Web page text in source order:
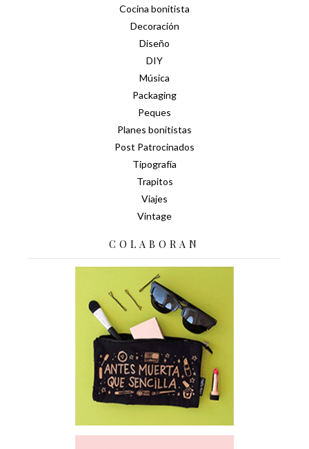
Cocina bonitista
Decoración
Diseño
DIY
Música
Packaging
Peques
Planes bonitistas
Post Patrocinados
Tipografía
Trapitos
Viajes
Vintage
COLABORAN